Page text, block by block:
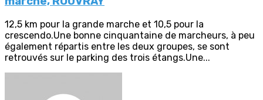
12,5 km pour la grande marche et 10,5 pour la
crescendo.Une bonne cinquantaine de marcheurs, à peu
également répartis entre les deux groupes, se sont
retrouvés sur le parking des trois étangs.Une...